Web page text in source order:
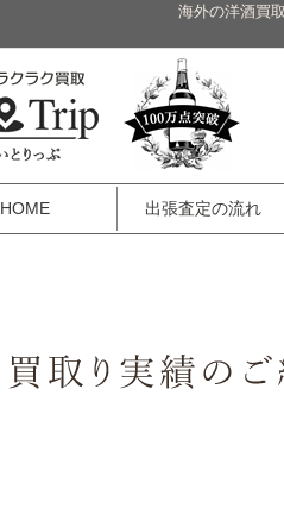
海外の洋酒買
HOME 出張査定の流れ